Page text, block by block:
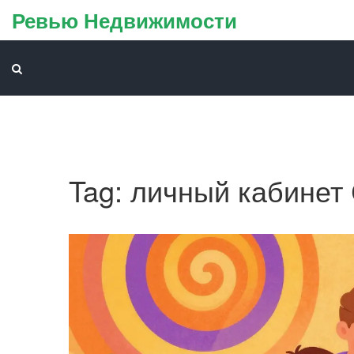
Ревью Недвижимости
Tag: личный